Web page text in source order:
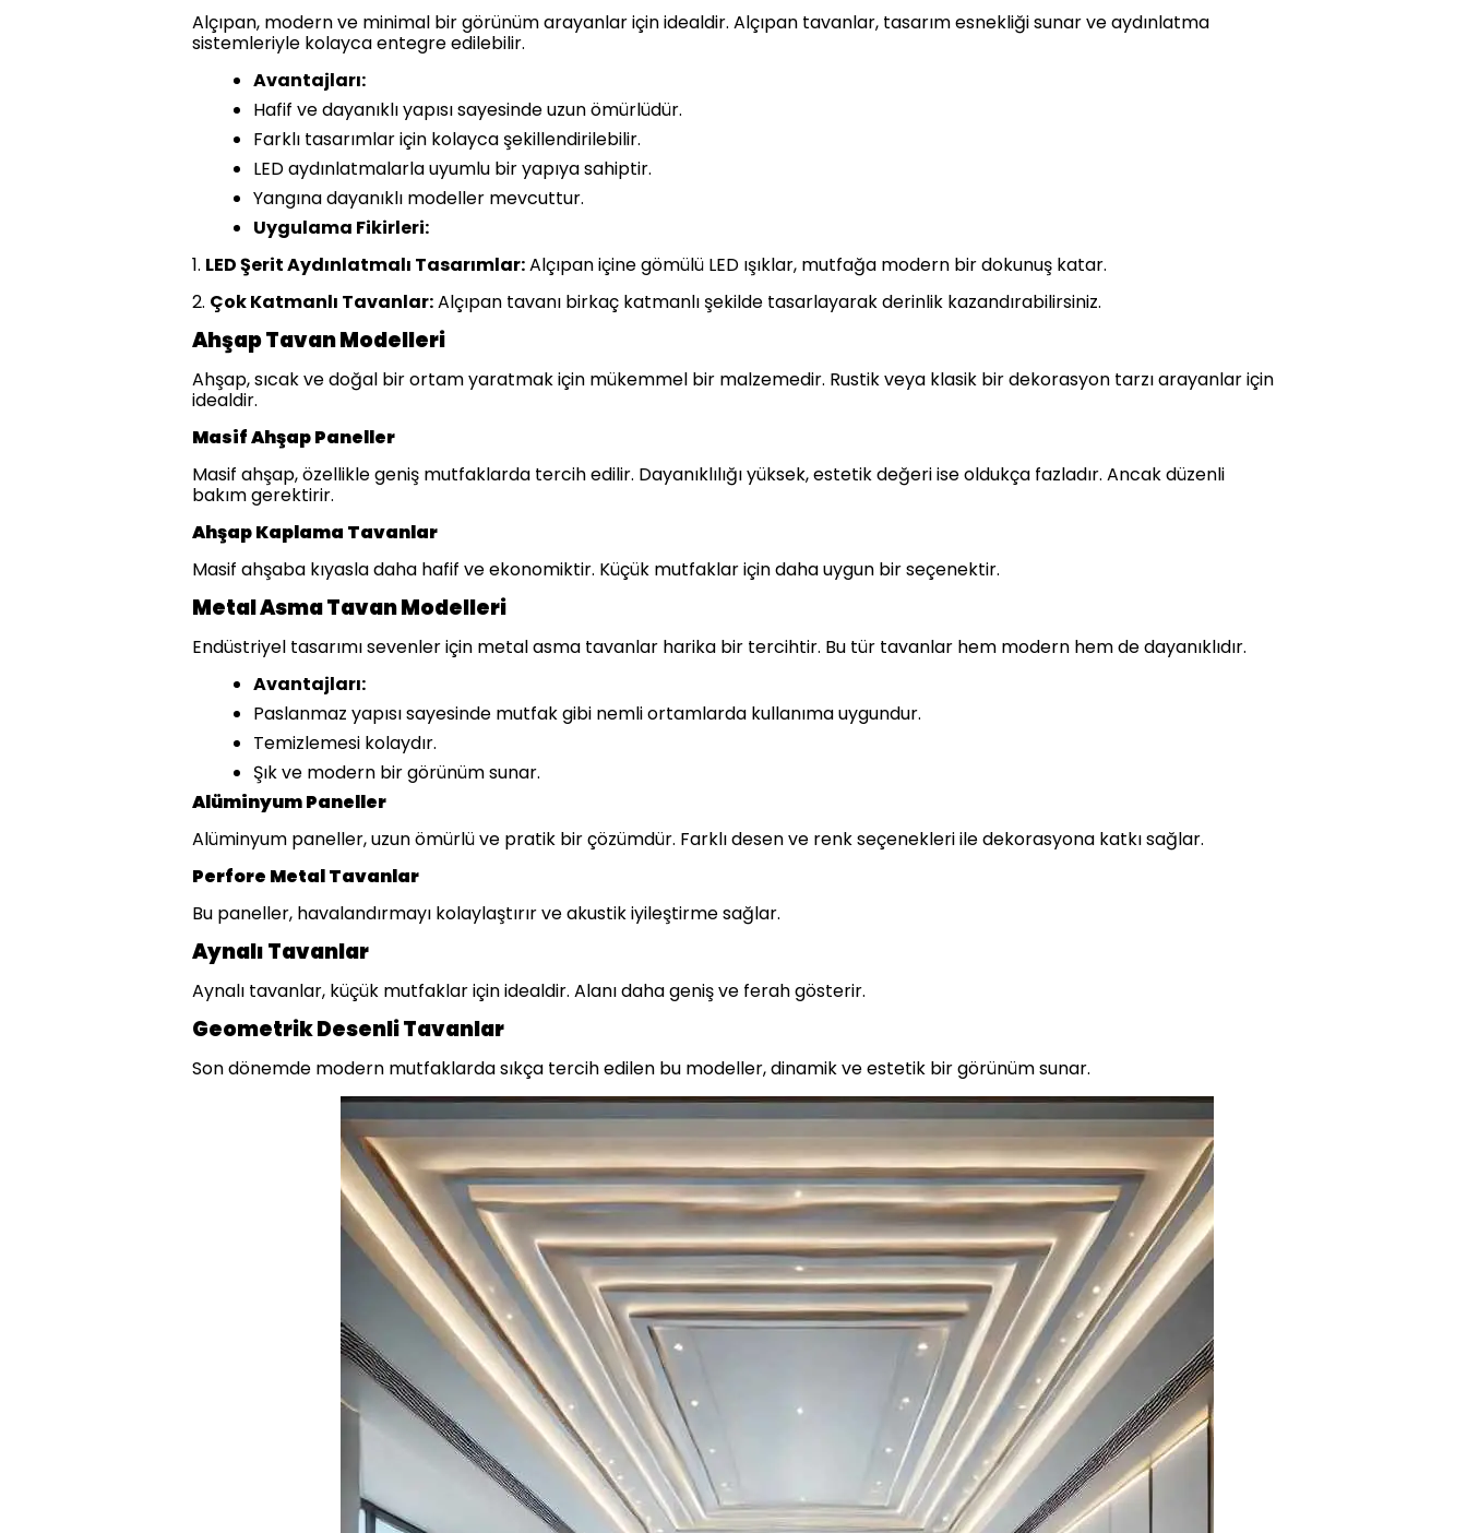
Alçıpan, modern ve minimal bir görünüm arayanlar için idealdir. Alçıpan tavanlar, tasarım esnekliği sunar ve aydınlatma
sistemleriyle kolayca entegre edilebilir.
Avantajları:
Hafif ve dayanıklı yapısı sayesinde uzun ömürlüdür.
Farklı tasarımlar için kolayca şekillendirilebilir.
LED aydınlatmalarla uyumlu bir yapıya sahiptir.
Yangına dayanıklı modeller mevcuttur.
Uygulama Fikirleri:
1. LED Şerit Aydınlatmalı Tasarımlar:Alçıpan içine gömülü LED ışıklar, mutfağa modern bir dokunuş katar.
2. Çok Katmanlı Tavanlar:Alçıpan tavanı birkaç katmanlı şekilde tasarlayarak derinlik kazandırabilirsiniz.
Ahşap Tavan Modelleri
Ahşap, sıcak ve doğal bir ortam yaratmak için mükemmel bir malzemedir. Rustik veya klasik bir dekorasyon tarzı arayanlar için
idealdir.
Masif Ahşap Paneller
Masif ahşap, özellikle geniş mutfaklarda tercih edilir. Dayanıklılığı yüksek, estetik değeri ise oldukça fazladır. Ancak düzenli
bakım gerektirir.
Ahşap Kaplama Tavanlar
Masif ahşaba kıyasla daha hafif ve ekonomiktir. Küçük mutfaklar için daha uygun bir seçenektir.
Metal Asma Tavan Modelleri
Endüstriyel tasarımı sevenler için metal asma tavanlar harika bir tercihtir. Bu tür tavanlar hem modern hem de dayanıklıdır.
Avantajları:
Paslanmaz yapısı sayesinde mutfak gibi nemli ortamlarda kullanıma uygundur.
Temizlemesi kolaydır.
Şık ve modern bir görünüm sunar.
Alüminyum Paneller
Alüminyum paneller, uzun ömürlü ve pratik bir çözümdür. Farklı desen ve renk seçenekleri ile dekorasyona katkı sağlar.
Perfore Metal Tavanlar
Bu paneller, havalandırmayı kolaylaştırır ve akustik iyileştirme sağlar.
Aynalı Tavanlar
Aynalı tavanlar, küçük mutfaklar için idealdir. Alanı daha geniş ve ferah gösterir.
Geometrik Desenli Tavanlar
Son dönemde modern mutfaklarda sıkça tercih edilen bu modeller, dinamik ve estetik bir görünüm sunar.